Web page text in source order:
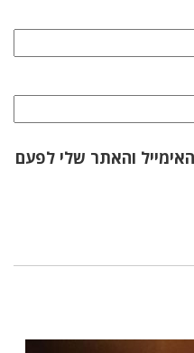
והאתר שלי לפעם